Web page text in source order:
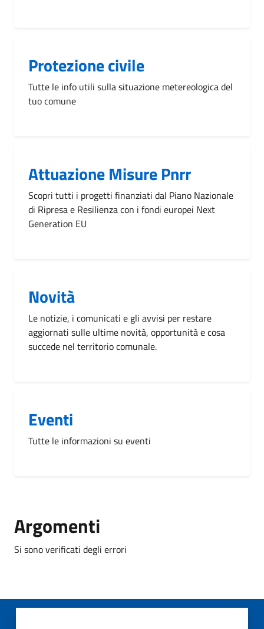
Protezione civile
Tutte le info utili sulla situazione metereologica del
tuo comune
Attuazione Misure Pnrr
Scopri tutti i progetti finanziati dal Piano Nazionale
di Ripresa e Resilienza con i fondi europei Next
Generation EU
Novità
Le notizie, i comunicati e gli avvisi per restare
aggiornati sulle ultime novità, opportunità e cosa
succede nel territorio comunale.
Eventi
Tutte le informazioni su eventi
Argomenti
Si sono verificati degli errori